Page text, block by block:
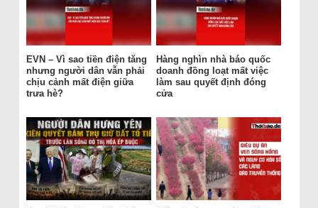
EVN – Vì sao tiền điện tăng
nhưng người dân vẫn phải
chịu cảnh mất điện giữa
trưa hè?
Hàng nghìn nhà báo quốc
doanh đồng loạt mất việc
làm sau quyết định đóng
cửa